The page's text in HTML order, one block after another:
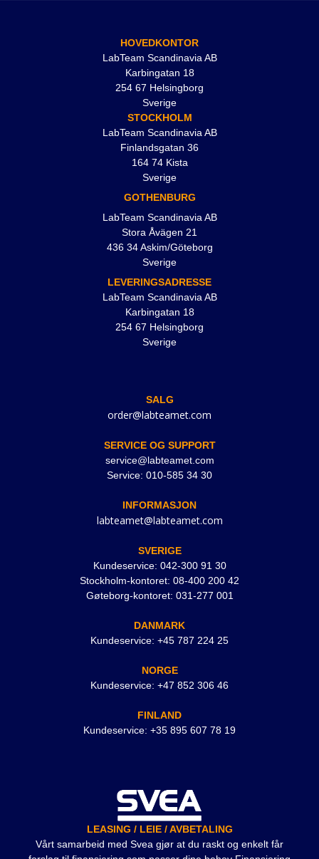
HOVEDKONTOR
LabTeam Scandinavia AB
Karbingatan 18
254 67 Helsingborg
Sverige
STOCKHOLM
LabTeam Scandinavia AB
Finlandsgatan 36
164 74 Kista
Sverige
GOTHENBURG
LabTeam Scandinavia AB
Stora Åvägen 21
436 34 Askim/Göteborg
Sverige
LEVERINGSADRESSE
LabTeam Scandinavia AB
Karbingatan 18
254 67 Helsingborg
Sverige
SALG
order@labteamet.com
SERVICE OG SUPPORT
service@labteamet.com
Service: 010-585 34 30
INFORMASJON
labteamet@labteamet.com
SVERIGE
Kundeservice: 042-300 91 30
Stockholm-kontoret: 08-400 200 42
Gøteborg-kontoret: 031-277 001
DANMARK
Kundeservice: +45 787 224 25
NORGE
Kundeservice: +47 852 306 46
FINLAND
Kundeservice: +35 895 607 78 19
LEASING / LEIE / AVBETALING
Vårt samarbeid med Svea gjør at du raskt og enkelt får